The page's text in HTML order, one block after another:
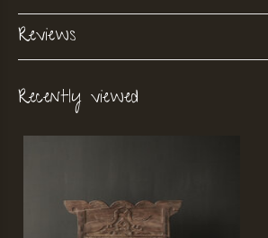
Reviews
Recently viewed